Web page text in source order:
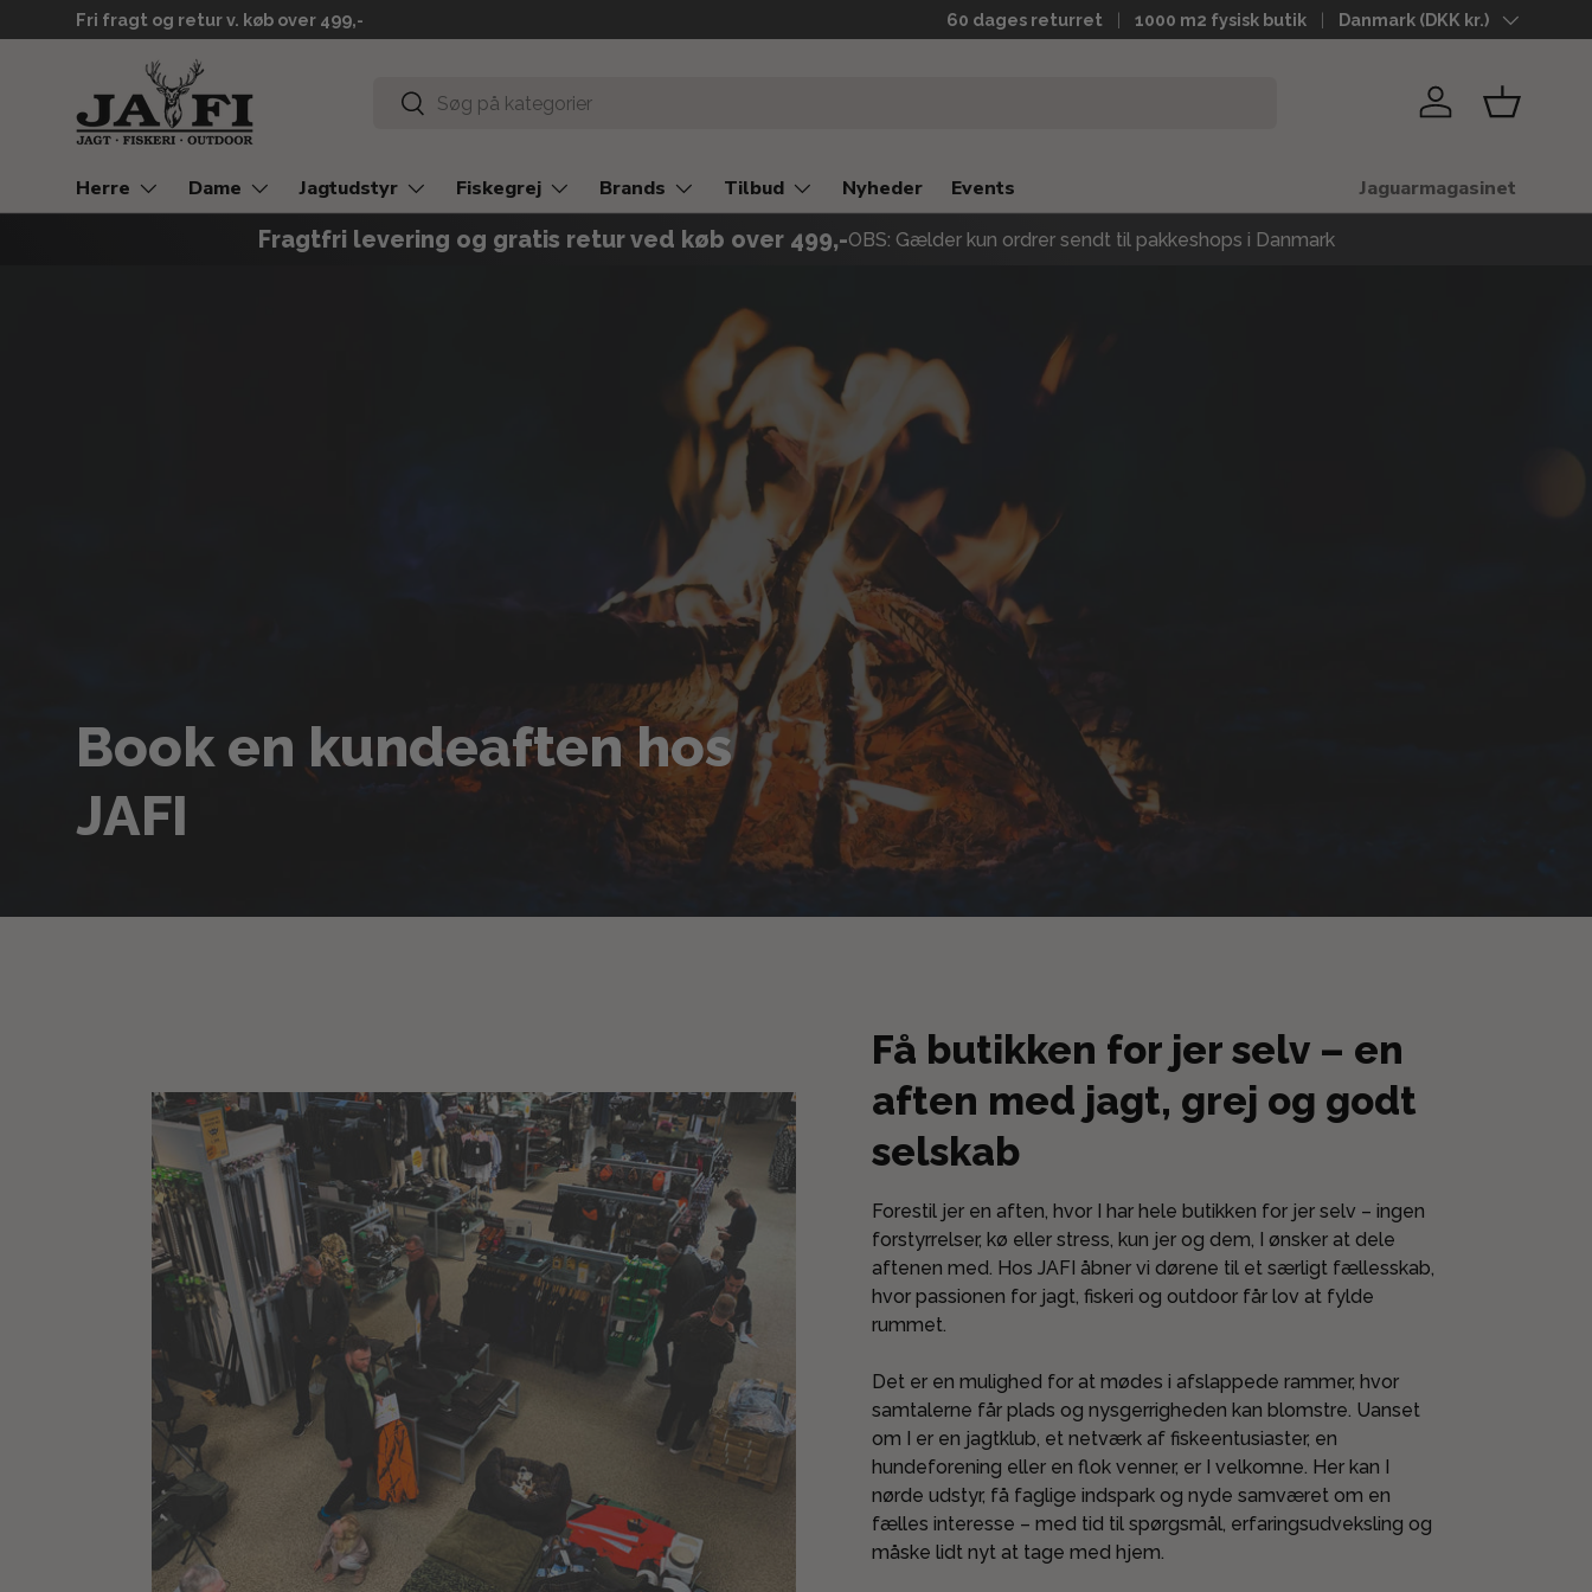
GÅ TIL INDHOLD
Levering 2-3 hverdage Prismatch
60 dages returret 1000 m2 fysisk butik Land
Danmark (DKK kr.)
Søg
Log indKurv
Herre Dame Jagtudstyr Fiskegrej Brands Tilbud Nyheder Events Jaguarmagasinet
Fragtfri levering og gratis retur ved køb over 499,-OBS: Gælder kun ordrer sendt til pakkeshops i Danmark
Book en kundeaften hos
JAFI
Få butikken for jer selv – en
aften med jagt, grej og godt
selskab
Forestil jer en aften, hvor I har hele butikken for jer selv – ingen
forstyrrelser, kø eller stress, kun jer og dem, I ønsker at dele
aftenen med. Hos JAFI åbner vi dørene til et særligt fællesskab,
hvor passionen for jagt, fiskeri og outdoor får lov at fylde
rummet.
Det er en mulighed for at mødes i afslappede rammer, hvor
samtalerne får plads og nysgerrigheden kan blomstre. Uanset
om I er en jagtklub, et netværk af fiskeentusiaster, en
hundeforening eller en flok venner, er I velkomne. Her kan I
nørde udstyr, få faglige indspark og nyde samværet om en
fælles interesse – med tid til spørgsmål, erfaringsudveksling og
måske lidt nyt at tage med hjem.